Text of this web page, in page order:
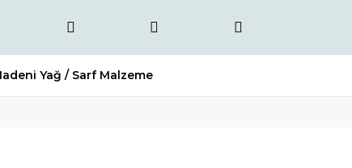
Yağ / Sarf Malzeme